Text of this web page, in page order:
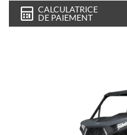
CALCULATRICE
DE PAIEMENT